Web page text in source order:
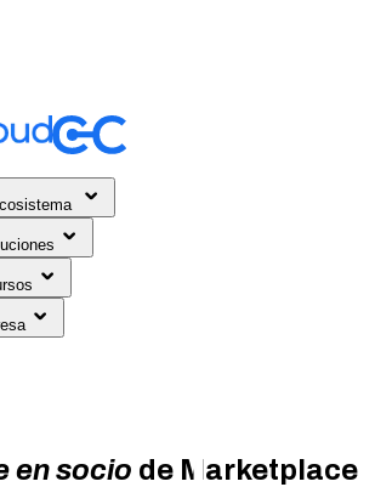
en socio de Marketplace